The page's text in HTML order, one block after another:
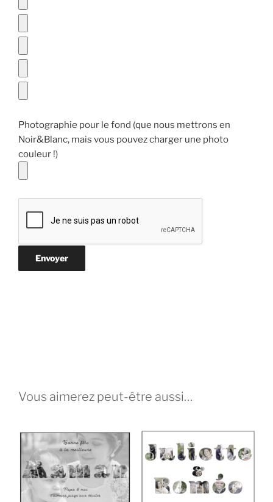
Photographie pour le fond (que nous mettrons en
Noir&Blanc, mais vous pouvez charger une photo
couleur !)
Vous aimerez peut-être aussi…